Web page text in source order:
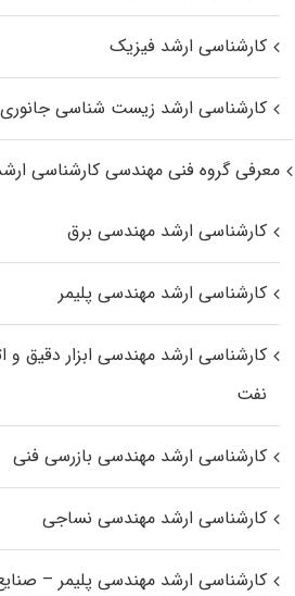
کارشناسی ارشد فیزیک
کارشناسی ارشد زیست‌ شناسی جانوری
معرفی گروه فنی مهندسی کارشناسی
کارشناسی ارشد مهندسی برق
کارشناسی ارشد مهندسی پلیمر
کارشناسی ارشد مهندسی ابزار دقیق و
نفت
کارشناسی ارشد مهندسی بازرسی فنی
کارشناسی ارشد مهندسی نساجی
کارشناسی ارشد مهندسی پلیمر –